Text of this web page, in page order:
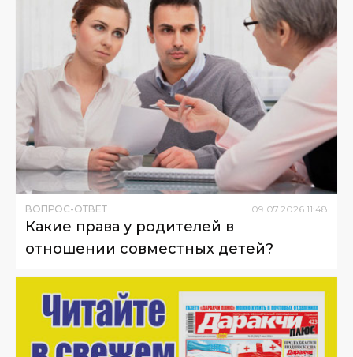
ВОПРОС-ОТВЕТ 09.07.2026 11:48
Какие права у родителей в
отношении совместных детей?